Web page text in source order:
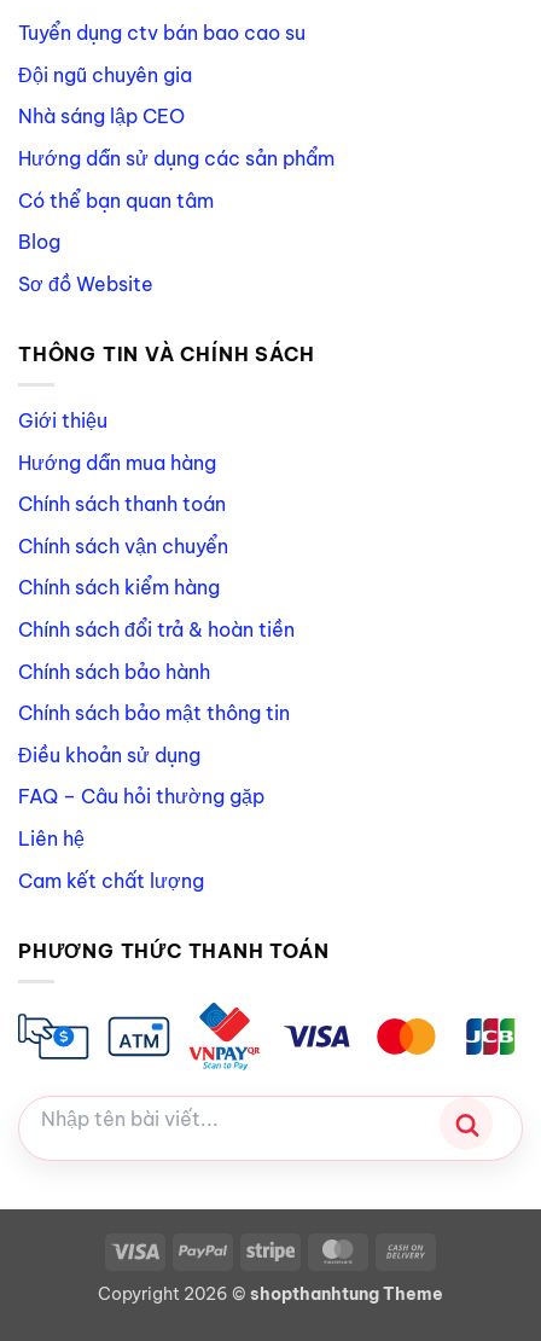
Tuyển dụng ctv bán bao cao su
Đội ngũ chuyên gia
Nhà sáng lập CEO
Hướng dẫn sử dụng các sản phẩm
Có thể bạn quan tâm
Blog
Sơ đồ Website
THÔNG TIN VÀ CHÍNH SÁCH
Giới thiệu
Hướng dẫn mua hàng
Chính sách thanh toán
Chính sách vận chuyển
Chính sách kiểm hàng
Chính sách đổi trả & hoàn tiền
Chính sách bảo hành
Chính sách bảo mật thông tin
Điều khoản sử dụng
FAQ – Câu hỏi thường gặp
Liên hệ
Cam kết chất lượng
PHƯƠNG THỨC THANH TOÁN
Visa PayPal Stripe MasterCard
Delivery
Copyright 2026 © shopthanhtung Theme